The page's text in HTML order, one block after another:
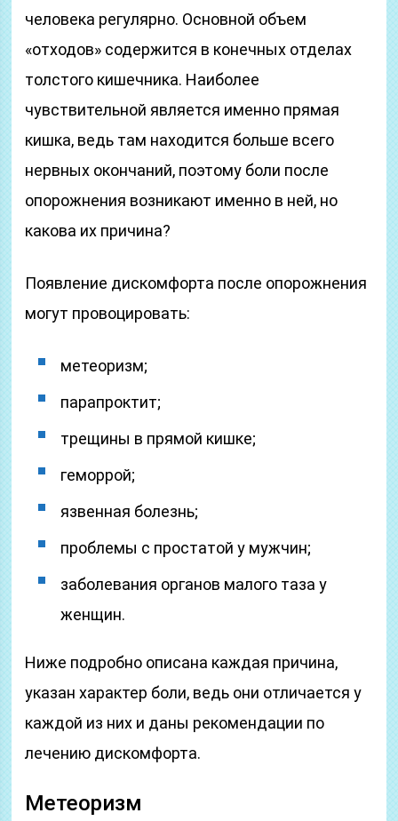
человека регулярно. Основной объем
«отходов» содержится в конечных отделах
толстого кишечника. Наиболее
чувствительной является именно прямая
кишка, ведь там находится больше всего
нервных окончаний, поэтому боли после
опорожнения возникают именно в ней, но
какова их причина?
Появление дискомфорта после опорожнения
могут провоцировать:
метеоризм;
парапроктит;
трещины в прямой кишке;
геморрой;
язвенная болезнь;
проблемы с простатой у мужчин;
заболевания органов малого таза у
женщин.
Ниже подробно описана каждая причина,
указан характер боли, ведь они отличается у
каждой из них и даны рекомендации по
лечению дискомфорта.
Метеоризм